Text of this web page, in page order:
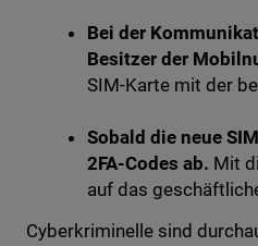
Bei der
Besitzer der
SIM-Karte mit der
Sobald die neue
2FA-Codes ab. Mit
auf das
Cyberkriminelle sind